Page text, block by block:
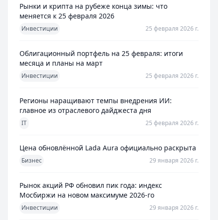
Рынки и крипта на рубеже конца зимы: что
меняется к 25 февраля 2026
Инвестиции 25 февраля 2026 г.
Облигационный портфель на 25 февраля: итоги
месяца и планы на март
Инвестиции 25 февраля 2026 г.
Регионы наращивают темпы внедрения ИИ:
главное из отраслевого дайджеста дня
IT 25 февраля 2026 г.
Цена обновлённой Lada Aura официально раскрыта
Бизнес 29 января 2026 г.
Рынок акций РФ обновил пик года: индекс
Мосбиржи на новом максимуме 2026-го
Инвестиции 29 января 2026 г.